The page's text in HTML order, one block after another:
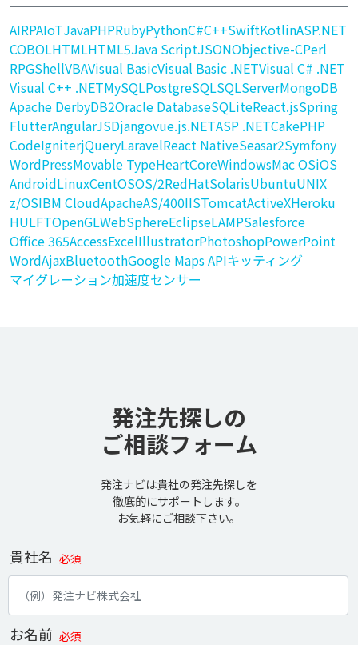
AIRPAIoTJavaPHPRubyPythonC#C++SwiftKotlinASP.NET
COBOLHTMLHTML5Java ScriptJSONObjective-CPerl
RPGShellVBAVisual BasicVisual Basic .NETVisual C# .NET
Visual C++ .NETMySQLPostgreSQLSQLServerMongoDB
Apache DerbyDB2Oracle DatabaseSQLiteReact.jsSpring
FlutterAngularJSDjangovue.js.NETASP .NETCakePHP
CodeIgniterjQueryLaravelReact NativeSeasar2Symfony
WordPressMovable TypeHeartCoreWindowsMac OSiOS
AndroidLinuxCentOSOS/2RedHatSolarisUbuntuUNIX
z/OSIBM CloudApacheAS/400IISTomcatActiveXHeroku
HULFTOpenGLWebSphereEclipseLAMPSalesforce
Office 365AccessExcelIllustratorPhotoshopPowerPoint
WordAjaxBluetoothGoogle Maps APIキッティング
マイグレーション加速度センサー
発注先探しの
ご相談フォーム
発注ナビは貴社の発注先探しを
徹底的にサポートします。
お気軽にご相談下さい。
貴社名 必須
お名前 必須